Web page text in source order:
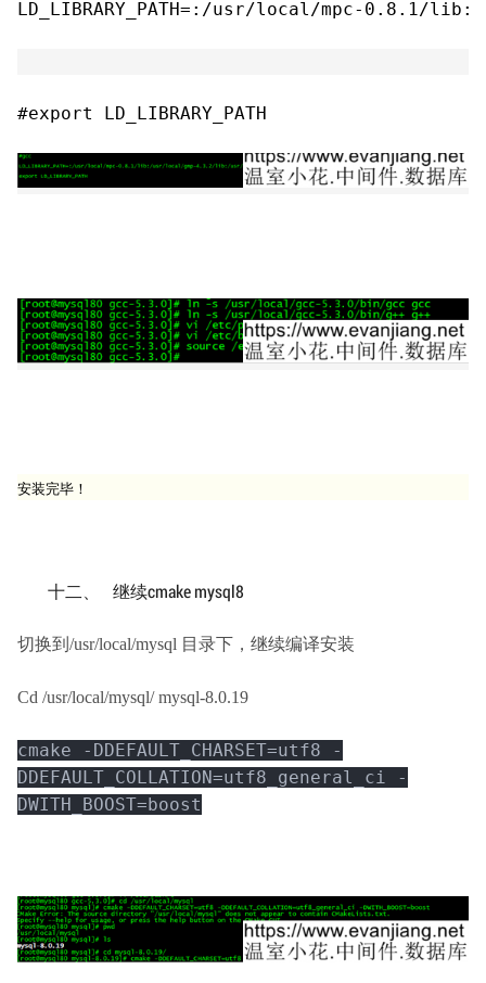
安装完毕！
十二、 继续cmake mysql8
切换到/usr/local/mysql 目录下，继续编译安装
Cd /usr/local/mysql/ mysql-8.0.19
cmake -DDEFAULT_CHARSET=utf8 -
DDEFAULT_COLLATION=utf8_general_ci -
DWITH_BOOST=boost